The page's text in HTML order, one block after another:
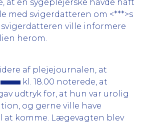
at en sygeplejerske havde haft
med svigerdatteren om <***>s
ville informere
herom.
af plejejournalen, at
kl. 18.00 noterede, at
udtryk for, at hun var urolig
og gerne ville have
at komme. Lægevagten blev